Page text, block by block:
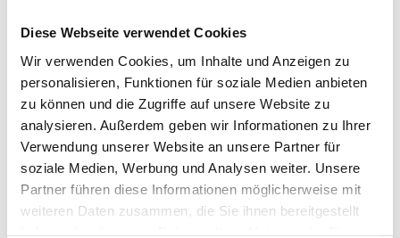
Diese Webseite verwendet Cookies
Wir verwenden Cookies, um Inhalte und Anzeigen zu
personalisieren, Funktionen für soziale Medien anbieten
zu können und die Zugriffe auf unsere Website zu
analysieren. Außerdem geben wir Informationen zu Ihrer
Verwendung unserer Website an unsere Partner für
soziale Medien, Werbung und Analysen weiter. Unsere
Partner führen diese Informationen möglicherweise mit
weiteren Daten zusammen, die Sie ihnen bereitgestellt
trennen kann, wenn sie beschädigt oder fleckig werden. Bedenken
mitwachsen und deshalb viele Jahre lang genutzt werden können.
Dazu zählen beispielsweise bestimmte Möbel – aber auch der
Wollteppich.
Ein Wollteppich trägt nicht nur zu einer gemütlichen
Inneneinrichtung bei, sondern vor allem auch zur Funktionalität des
kindgerecht eingerichteten Raumes. Ein Kinderteppich ist weich,
sodass die Kinder frei auf dem Boden zu spielen können, ist aber
zugleich auch wärmeisolierend und daher eine wunderbare
Alternative zu kalten, harten Platten. Der Wollstoff auf dem Boden